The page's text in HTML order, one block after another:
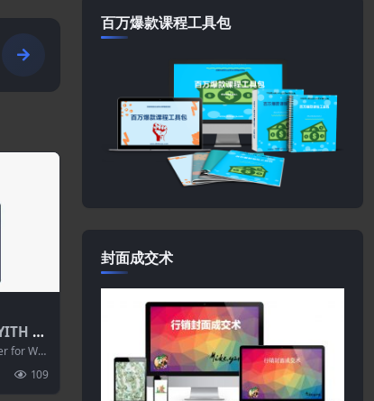
M
for
for Wo
109
百万爆款课程工具包
封面成交术